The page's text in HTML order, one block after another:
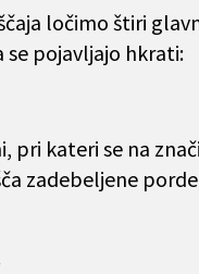
ločimo štiri
se pojavljajo hkrati:
pri kateri se na
zadebeljene